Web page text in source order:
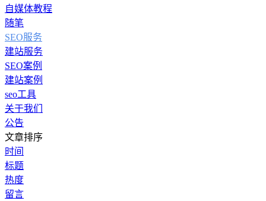
自媒体教程
随笔
SEO服务
建站服务
SEO案例
建站案例
seo工具
关于我们
公告
文章排序
时间
标题
热度
留言